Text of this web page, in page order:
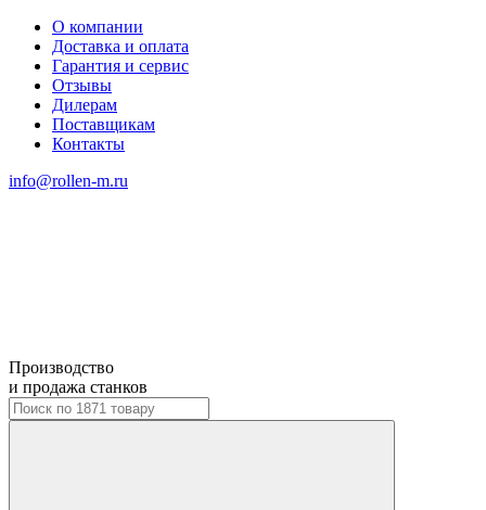
О компании
Доставка и оплата
Гарантия и сервис
Отзывы
Дилерам
Поставщикам
Контакты
info@rollen-m.ru
Производство
и продажа станков